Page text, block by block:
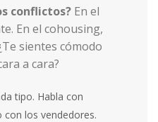
conflictos? En el
En el cohousing,
sientes cómodo
a cara?
tipo. Habla con
los vendedores.